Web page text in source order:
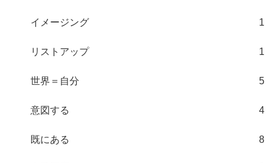
イメージング 1
リストアップ 1
世界＝自分 5
意図する 4
既にある 8